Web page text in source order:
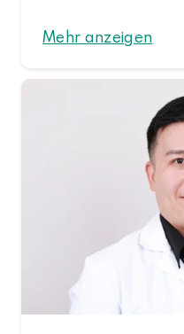
Mehr anzeigen